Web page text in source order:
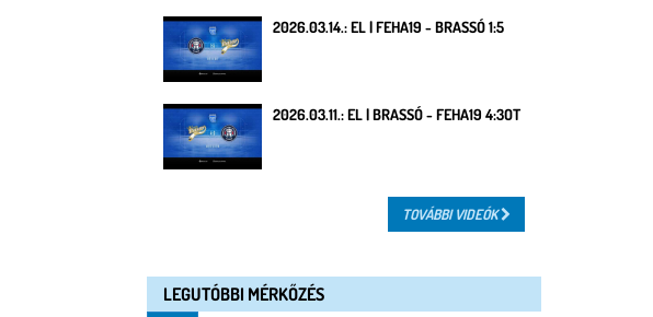
2026.03.14.: EL | FEHA19 - BRASSÓ 1:5
2026.03.11.: EL | BRASSÓ - FEHA19 4:3OT
TOVÁBBI VIDEÓK
LEGUTÓBBI MÉRKŐZÉS